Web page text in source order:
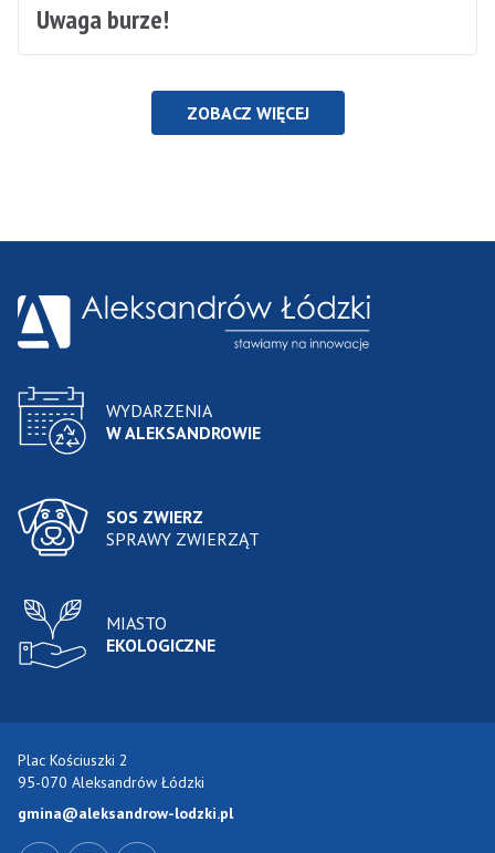
Uwaga burze!
ZOBACZ WIĘCEJ
WYDARZENIA
W ALEKSANDROWIE
SOS ZWIERZ
SPRAWY ZWIERZĄT
MIASTO
EKOLOGICZNE
Plac Kościuszki 2
95-070 Aleksandrów Łódzki
gmina@aleksandrow-lodzki.pl